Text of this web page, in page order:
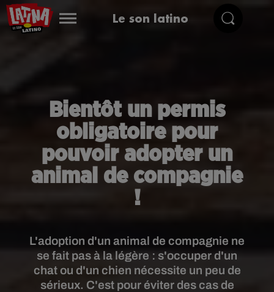
Le son latino
Bientôt un permis
obligatoire pour
pouvoir adopter un
animal de compagnie
!
L'adoption d'un animal de compagnie ne
se fait pas à la légère : s'occuper d'un
chat ou d'un chien nécessite un peu de
sérieux. C'est pour éviter des cas de